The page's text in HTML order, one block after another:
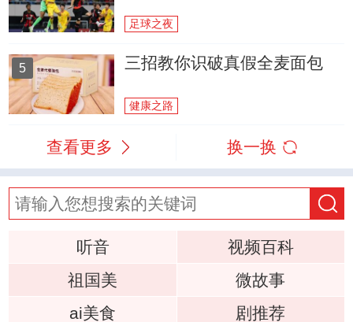
足球之夜
5 三招教你识破真假全麦面包
健康之路
查看更多 换一换
听音
视频百科
祖国美
微故事
ai美食
剧推荐